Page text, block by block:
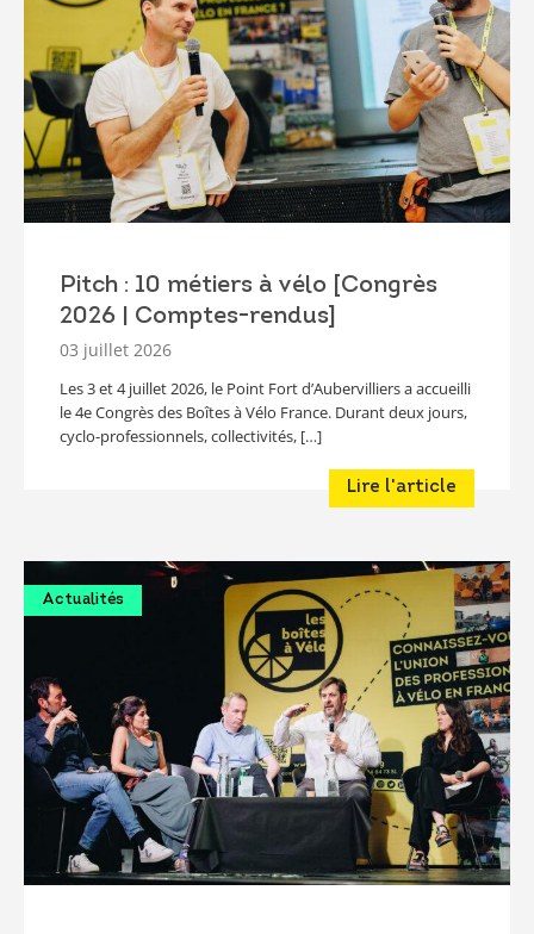
Pitch : 10 métiers à vélo [Congrès
2026 | Comptes-rendus]
03 juillet 2026
Les 3 et 4 juillet 2026, le Point Fort d’Aubervilliers a accueilli
le 4e Congrès des Boîtes à Vélo France. Durant deux jours,
cyclo-professionnels, collectivités, […]
Lire l'article
Actualités